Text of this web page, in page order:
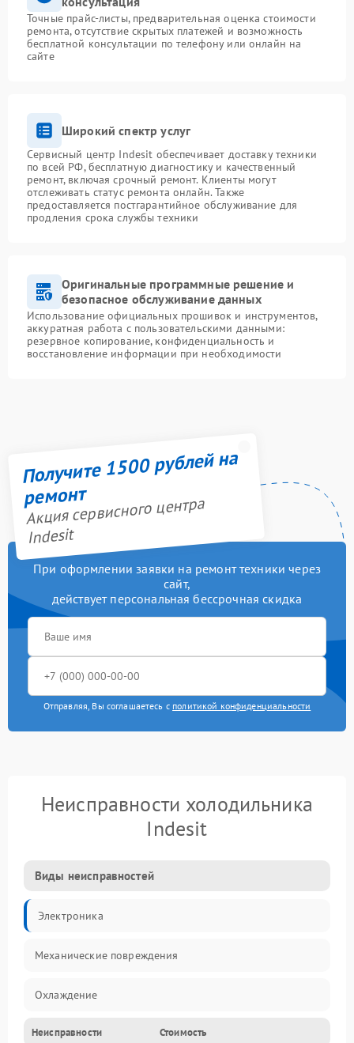
Точные прайс-листы, предварительная оценка стоимости
ремонта, отсутствие скрытых платежей и возможность
бесплатной консультации по телефону или онлайн на
сайте
Широкий спектр услуг
Сервисный центр Indesit обеспечивает доставку техники
по всей РФ, бесплатную диагностику и качественный
ремонт, включая срочный ремонт. Клиенты могут
отслеживать статус ремонта онлайн. Также
предоставляется постгарантийное обслуживание для
продления срока службы техники
Оригинальные программные решение и
безопасное обслуживание данных
Использование официальных прошивок и инструментов,
аккуратная работа с пользовательскими данными:
резервное копирование, конфиденциальность и
восстановление информации при необходимости
Получите 1500 рублей на
ремонт
Акция сервисного центра
Indesit
При оформлении заявки на ремонт техники через
сайт,
действует персональная бессрочная скидка
Отправляя, Вы соглашаетесь с политикой конфиденциальности
Неисправности холодильника
Indesit
Виды неисправностей
Электроника
Механические повреждения
Охлаждение
Механика
Неисправности Стоимость